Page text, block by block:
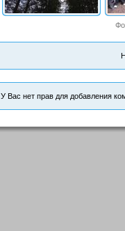
У Вас нет прав для добавления